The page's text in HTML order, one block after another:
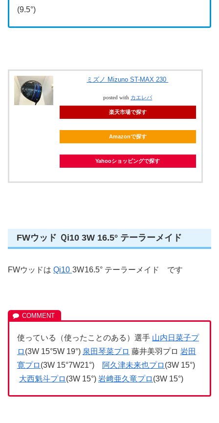
(9.5°)
ミズノ Mizuno ST-MAX 230
posted with カエレバ
楽天市場で探す
Amazonで探す
Yahooショッピングで探す
FWウッド Ｑi10 3W 16.5° テーラーメイド
FWウッドは Qi10 3W16.5° テーラーメイド です
使っている（使ったことのある）選手 山内日菜子プ
ロ (3W 15°5W 19°) 泉田琴菜プロ 藤井美羽プロ 岩田
寛プロ (3W 15°7W21°) 阿久津未来也プロ (3W 15°)
大西魁斗プロ (3W 15°) 岩﨑亜久竜プロ (3W 15°)